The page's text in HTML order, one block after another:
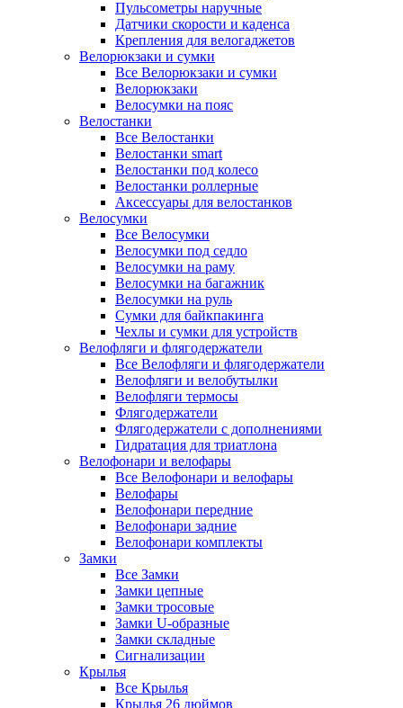
Пульсометры наручные
Датчики скорости и каденса
Крепления для велогаджетов
Велорюкзаки и сумки
Все Велорюкзаки и сумки
Велорюкзаки
Велосумки на пояс
Велостанки
Все Велостанки
Велостанки smart
Велостанки под колесо
Велостанки роллерные
Аксессуары для велостанков
Велосумки
Все Велосумки
Велосумки под седло
Велосумки на раму
Велосумки на багажник
Велосумки на руль
Сумки для байкпакинга
Чехлы и сумки для устройств
Велофляги и флягодержатели
Все Велофляги и флягодержатели
Велофляги и велобутылки
Велофляги термосы
Флягодержатели
Флягодержатели с дополнениями
Гидратация для триатлона
Велофонари и велофары
Все Велофонари и велофары
Велофары
Велофонари передние
Велофонари задние
Велофонари комплекты
Замки
Все Замки
Замки цепные
Замки тросовые
Замки U-образные
Замки складные
Сигнализации
Крылья
Все Крылья
Крылья 26 дюймов